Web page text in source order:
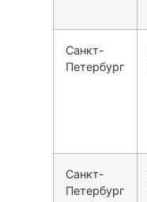
Санкт-
Петербург
Санкт-
Петербург